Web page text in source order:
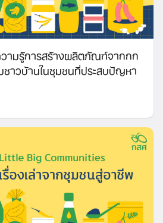
ามรู้การสร้างผลิตภัณฑ์จากกก
ชาวบ้านในชุมชนที่ประสบปัญหา